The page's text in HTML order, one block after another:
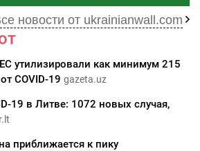
новости от ukrainianwall.com
утилизировали как минимум 215
COVID-19 gazeta.uz
19 в Литве: 1072 новых случая,
приближается к пику